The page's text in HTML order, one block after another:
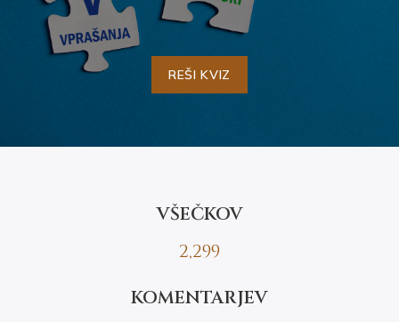
REŠI KVIZ
VŠEČKOV
2,299
KOMENTARJEV